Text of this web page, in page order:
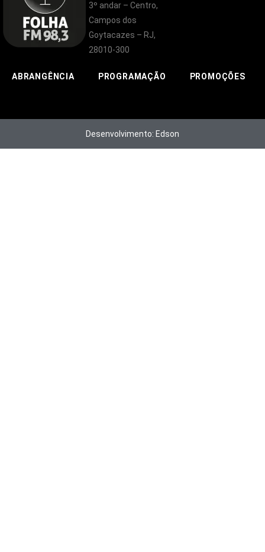
3º andar – Centro,
Campos dos
Goytacazes – RJ,
28010-300
ABRANGÊNCIA PROGRAMAÇÃO PROMOÇÕES
Desenvolvimento: Edson